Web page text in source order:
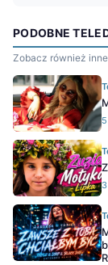
PODOBNE
Zobacz również